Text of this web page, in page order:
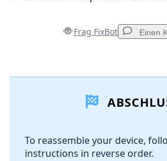
Frag FixBot Einen
Kommentar hinzufügen
Abbrechen
To reassemble your device,
instructions in reverse order.